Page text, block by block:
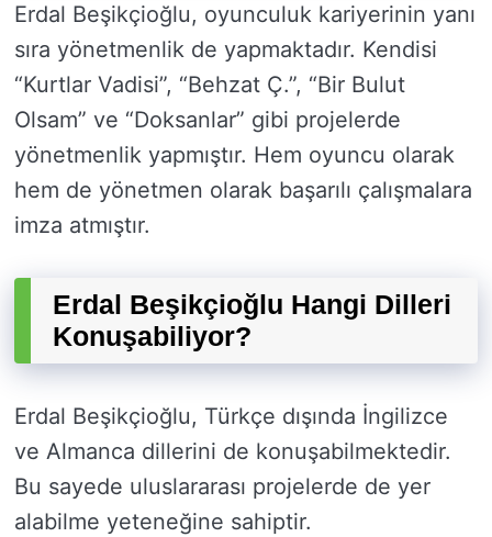
Erdal Beşikçioğlu, oyunculuk kariyerinin yanı
sıra yönetmenlik de yapmaktadır. Kendisi
“Kurtlar Vadisi”, “Behzat Ç.”, “Bir Bulut
Olsam” ve “Doksanlar” gibi projelerde
yönetmenlik yapmıştır. Hem oyuncu olarak
hem de yönetmen olarak başarılı çalışmalara
imza atmıştır.
Erdal Beşikçioğlu Hangi Dilleri
Konuşabiliyor?
Erdal Beşikçioğlu, Türkçe dışında İngilizce
ve Almanca dillerini de konuşabilmektedir.
Bu sayede uluslararası projelerde de yer
alabilme yeteneğine sahiptir.